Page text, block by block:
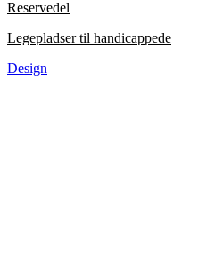
Reservedel
Legepladser til handicappede
Design